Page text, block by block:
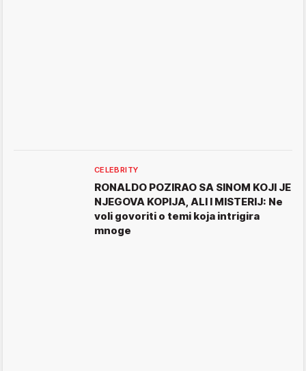
CELEBRITY
RONALDO POZIRAO SA SINOM KOJI JE
NJEGOVA KOPIJA, ALI I MISTERIJ: Ne
voli govoriti o temi koja intrigira
mnoge